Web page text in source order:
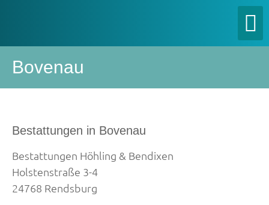
Bovenau
Bestattungen in Bovenau
Bestattungen Höhling & Bendixen
Holstenstraße 3-4
24768 Rendsburg